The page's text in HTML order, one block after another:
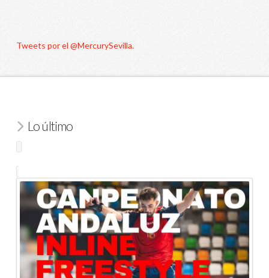
Tweets por el @MercurySevilla.
Lo último